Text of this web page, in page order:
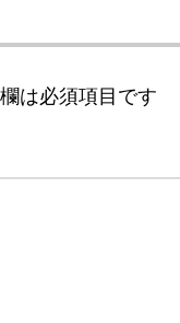
は必須項目です